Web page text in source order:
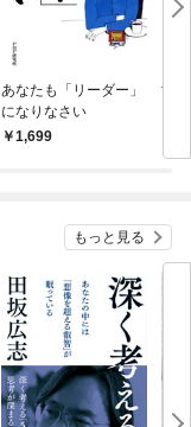
あなたも「リーダー」
になりなさい
1,699
世
もっと見る